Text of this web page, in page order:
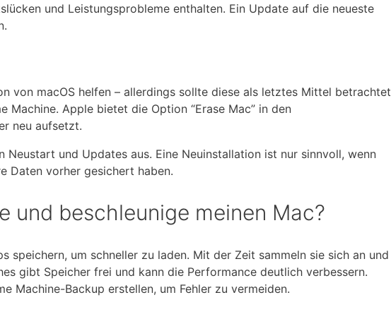
und Leistungsprobleme enthalten. Ein Update auf die neueste
von macOS helfen – allerdings sollte diese als letztes Mittel betrachtet
Machine. Apple bietet die Option “Erase Mac” in den
neu aufsetzt.
Neustart und Updates aus. Eine Neuinstallation ist nur sinnvoll, wenn
Daten vorher gesichert haben.
und beschleunige meinen Mac?
speichern, um schneller zu laden. Mit der Zeit sammeln sie sich an und
gibt Speicher frei und kann die Performance deutlich verbessern.
Machine-Backup erstellen, um Fehler zu vermeiden.